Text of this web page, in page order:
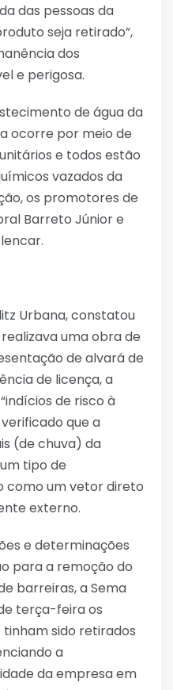
das pessoas da
seja retirado”,
dos
e perigosa.
de água da
ocorre por meio de
e todos estão
vazados da
os promotores de
Barreto Júnior e
Urbana, constatou
uma obra de
de alvará de
de licença, a
de risco à
que a
(de chuva) da
tipo de
como um vetor direto
externo.
e determinações
para a remoção do
barreiras, a Sema
terça-feira os
sido retirados
a
da empresa em